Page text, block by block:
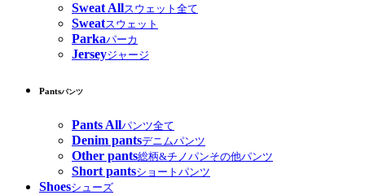
Sweat Allスウェット全て
Sweatスウェット
Parkaパーカ
Jerseyジャージ
Pantsパンツ
Pants Allパンツ全て
Denim pantsデニムパンツ
Other pants総柄&チノパンその他パンツ
Short pantsショートパンツ
Shoesシューズ